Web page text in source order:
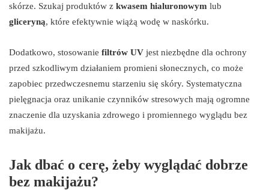
skórze. Szukaj produktów z kwasem hialuronowym lub
gliceryną, które efektywnie wiążą wodę w naskórku.
Dodatkowo, stosowanie filtrów UV jest niezbędne dla ochrony
przed szkodliwym działaniem promieni słonecznych, co może
zapobiec przedwczesnemu starzeniu się skóry. Systematyczna
pielęgnacja oraz unikanie czynników stresowych mają ogromne
znaczenie dla uzyskania zdrowego i promiennego wyglądu bez
makijażu.
Jak dbać o cerę, żeby wyglądać dobrze
bez makijażu?